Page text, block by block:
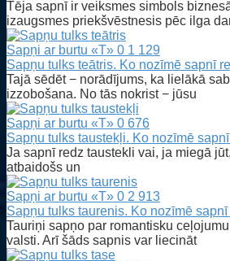
Tēja sapnī ir veiksmes simbols
izaugsmes priekšvēstnesis pēc ilga
Sapņi ar burtu «T» 0 1 129
Sapņu tulks teātris. Ko nozīmē sapnī
Tajā sēdēt − norādījums, ka lielākā
izzobošana. No tās nokrist − jūsu
Sapņi ar burtu «T» 0 676
Sapņu tulks taustekļi. Ko nozīmē
Ja sapnī redz taustekli vai, ja miegā
atbaidošs un
Sapņi ar burtu «T» 0 2 913
Sapņu tulks taurenis. Ko nozīmē
Tauriņi sapņo par romantisku
valsti. Arī šāds sapnis var liecināt